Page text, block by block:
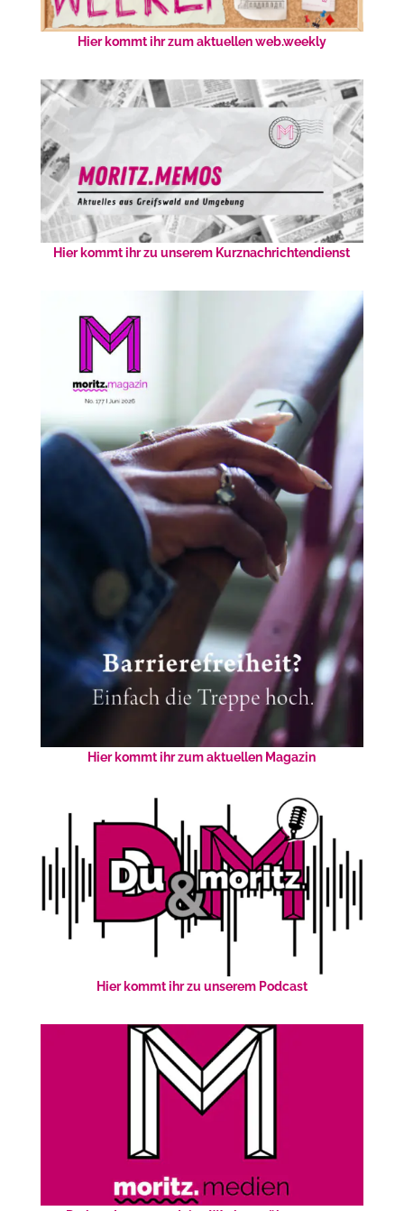
Hier kommt ihr zum aktuellen web.weekly
Hier kommt ihr zu unserem Kurznachrichtendienst
Hier kommt ihr zum aktuellen Magazin
Hier kommt ihr zu unserem Podcast